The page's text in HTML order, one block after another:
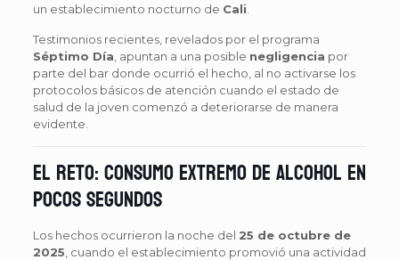
un establecimiento nocturno de Cali
Testimonios recientes, revelados por el programa
Séptimo Día , apuntan a una posible negligencia por
parte del bar donde ocurrió el hecho, al no activarse los
protocolos básicos de atención cuando el estado de
salud de la joven comenzó a deteriorarse de manera
evidente.
El reto: consumo extremo de alcohol en
pocos segundos
Los hechos ocurrieron la noche del 25 de octubre de
2025 , cuando el establecimiento promovió una actividad